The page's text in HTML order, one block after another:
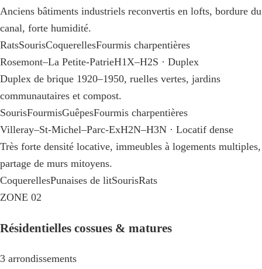
Anciens bâtiments industriels reconvertis en lofts, bordure du
canal, forte humidité.
RatsSourisCoquerellesFourmis charpentières
Rosemont–La Petite-PatrieH1X–H2S · Duplex
Duplex de brique 1920–1950, ruelles vertes, jardins
communautaires et compost.
SourisFourmisGuêpesFourmis charpentières
Villeray–St-Michel–Parc-ExH2N–H3N · Locatif dense
Très forte densité locative, immeubles à logements multiples,
partage de murs mitoyens.
CoquerellesPunaises de litSourisRats
ZONE 02
Résidentielles cossues & matures
3 arrondissements